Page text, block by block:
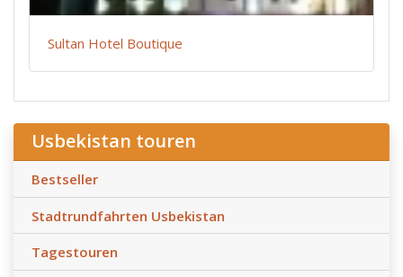
Sultan Hotel Boutique
Usbekistan touren
Bestseller
Stadtrundfahrten Usbekistan
Tagestouren